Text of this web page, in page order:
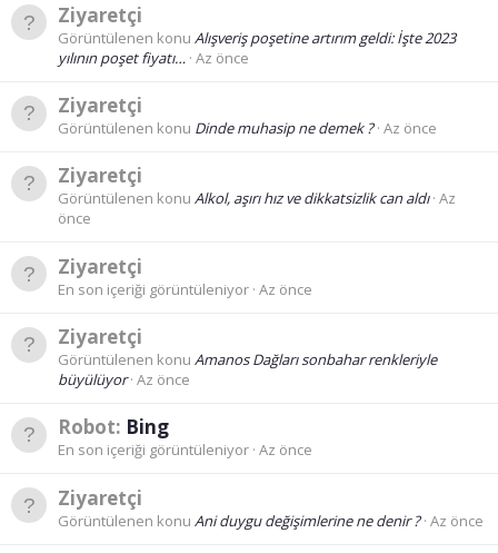
Ziyaretçi
Görüntülenen konu Alışveriş poşetine artırım geldi: İşte 2023
yılının poşet fiyatı… Az önce
Ziyaretçi
Görüntülenen konu Dinde muhasip ne demek ? Az önce
Ziyaretçi
Görüntülenen konu Alkol, aşırı hız ve dikkatsizlik can aldı Az
önce
Ziyaretçi
En son içeriği görüntüleniyor Az önce
Ziyaretçi
Görüntülenen konu Amanos Dağları sonbahar renkleriyle
büyülüyor Az önce
Robot: Bing
En son içeriği görüntüleniyor Az önce
Ziyaretçi
Görüntülenen konu Ani duygu değişimlerine ne denir ? Az önce